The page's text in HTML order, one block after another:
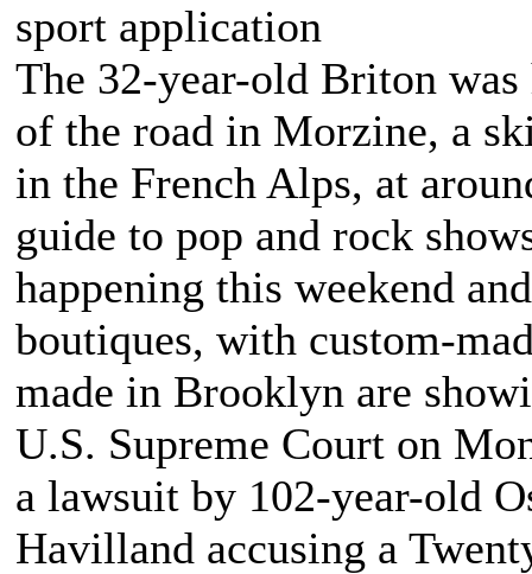
sport application
The 32-year-old Briton
of the road in Morzine, a
in the French Alps, at
guide to pop and rock
happening this weekend
boutiques, with custom-
made in Brooklyn are
U.S. Supreme Court on
a lawsuit by 102-year-old
Havilland accusing a